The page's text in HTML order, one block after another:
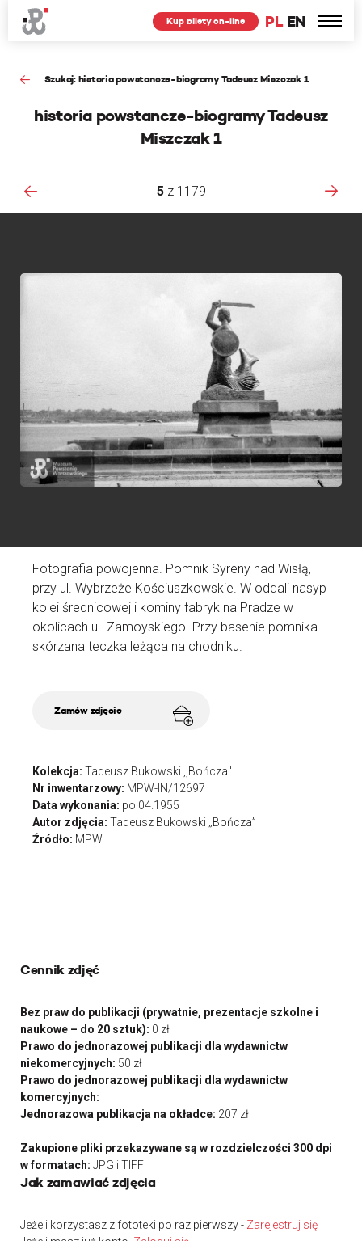
PL EN
Kup bilety on-line
Szukaj: historia powstancze-biogramy Tadeusz Miszczak 1
historia powstancze-biogramy Tadeusz
Miszczak 1
5z 1179
Fotografia powojenna. Pomnik Syreny nad Wisłą,
przy ul. Wybrzeże Kościuszkowskie. W oddali nasyp
kolei średnicowej i kominy fabryk na Pradze w
okolicach ul. Zamoyskiego. Przy basenie pomnika
skórzana teczka leżąca na chodniku.
Zamów zdjęcie
Kolekcja: Tadeusz Bukowski ,,Bończa"
Nr inwentarzowy: MPW-IN/12697
Data wykonania: po 04.1955
Autor zdjęcia: Tadeusz Bukowski „Bończa”
Źródło: MPW
Cennik zdjęć
Bez praw do publikacji (prywatnie, prezentacje szkolne i
naukowe – do 20 sztuk): 0 zł
Prawo do jednorazowej publikacji dla wydawnictw
niekomercyjnych: 50 zł
Prawo do jednorazowej publikacji dla wydawnictw
komercyjnych:
Jednorazowa publikacja na okładce: 207 zł
Zakupione pliki przekazywane są w rozdzielczości 300 dpi
w formatach: JPG i TIFF
Jak zamawiać zdjęcia
Jeżeli korzystasz z fototeki po raz pierwszy - Zarejestruj się